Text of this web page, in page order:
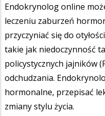
Endokrynolog online
leczeniu zaburzeń
przyczyniać się do
takie jak niedoczynność
policystycznych jajników
odchudzania.
hormonalne, przepisać
zmiany stylu życia.